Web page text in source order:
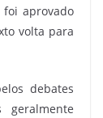
aprovado
volta para
debates